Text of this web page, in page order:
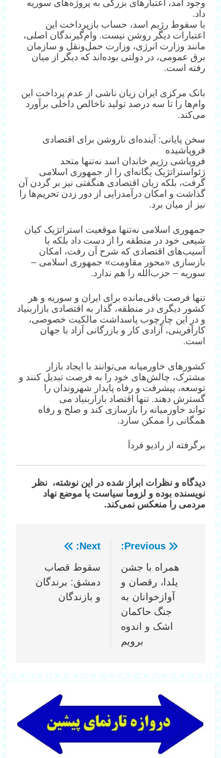
وجود آمد، اعتبارهای بزرگی به پروژه‌های سوریه
داد.
با سقوط رژیم اسد، حساب بازپرداخت این
اعتبارات دیگر روشن نیست. وام‌گیرندگان اصلی،
مانند وزارت انرژی، وزارت حمل‌ونقل و سازمان
برق عمومی، در دولتی بوده‌اند که دیگر از میان
رفته است.
بانک مرکزی ایران زیان ناشی از عدم پرداخت این
وام‌ها را تا سه درصد تولید ناخالص داخلی برآورد
می‌کند.
سخن پایانی: آینده‌ای ناروشن برای اقتصادی
فروپاشیده
فروپاشی رژیم خاندان اسد نه‌تنها متحد
ژئواستراتژیک یگانه‌ای را از جمهوری اسلامی
گرفت، بلکه زیان اقتصادی هنگفتی نیز بر گردن آن
گذاشت و امکان درآمدزایی از دور زدن تحریم‌ها را
نیز از میان برد.
جمهوری اسلامی نه‌تنها موقعیت استراتژیک کیان
شیعی خود در منطقه را از دست داد بلکه با
آسیب‌های اقتصادی که شرح آن رفت، امکان
بازسازی «محور مقاومت» جمهوری اسلامی –
سوریه – حزب‌الله را هم ندارد.
تنها فرصت باقی‌مانده برای ایران و سوریه و هر
کشور دیگری در منطقه، گذار به اقتصادی بازاربنیاد
و در این چارچوب پاسداشت مالکیت خصوصی،
کارآفرینی، آزادی کار و بازرگانی آزاد با جهان
است.
کشورهای خاورمیانه می‌توانند با ایجاد بازار
مشترک، چالش‌های خود را به فرصت تبدیل کنند و
توسعه، پیشرفت و رفاه پایدار شهروندان را
گسترش دهند. تنها اقتصاد بازاربنیاد می
‌تواند خاورمیانه را بازسازی کند و صلح و رفاه
همگانی را ممکن سازد.
برگرفته از رادیو فرداَ
دیدگاه‌ و نظرات ابراز شده در این نوشته، نظر
نویسنده بوده و لزوما سیاست یا موضع نهاد
مردمی را منعکس نمی‌کند.
راهبری
نوشته
Previous:
همراه با جشن
یلدا، رقصان و
آوازخوانان به
جنگ حاکمان
اشک و اندوه
برویم
Next:
سقوط قصاب
دمشق: برندگان
و بازندگان